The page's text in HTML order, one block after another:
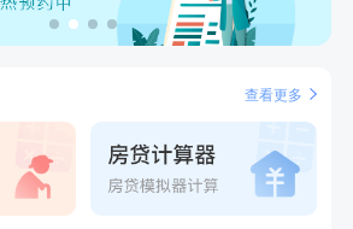
林**
成功预约糖尿病强化体检套餐
购买了小熊电烤箱 DKX-F10M6
购买了宁安堡新疆无核红枣干150g*2查看更多